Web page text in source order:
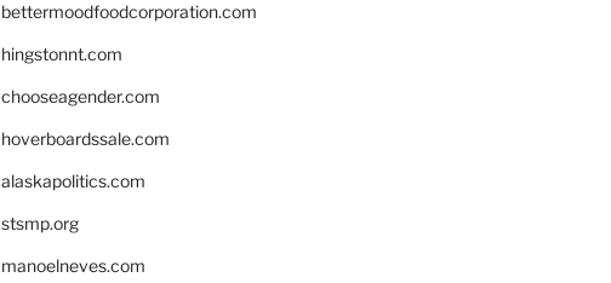
bettermoodfoodcorporation.com
hingstonnt.com
chooseagender.com
hoverboardssale.com
alaskapolitics.com
stsmp.org
manoelneves.com